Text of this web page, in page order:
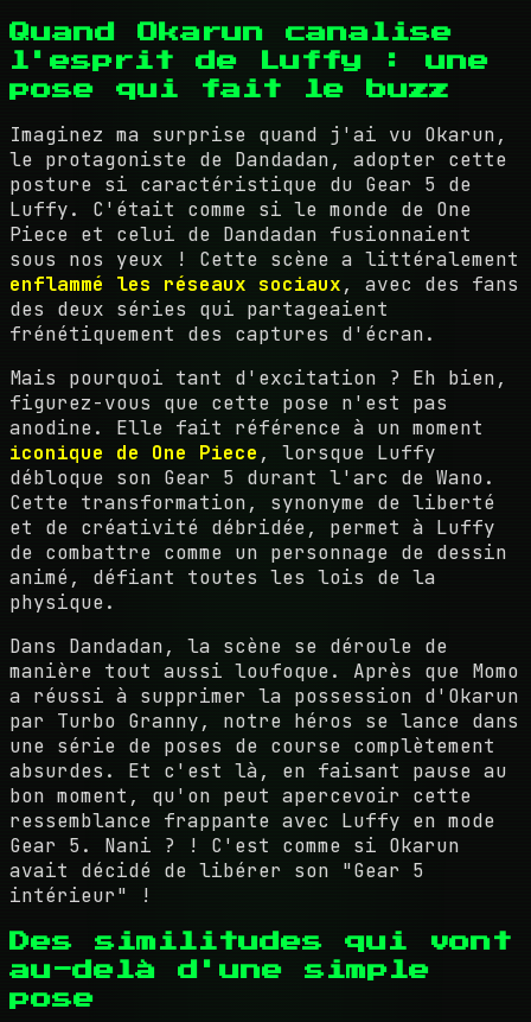
Quand Okarun canalise
l'esprit de Luffy : une
pose qui fait le buzz
Imaginez ma surprise quand j'ai vu Okarun,
le protagoniste de Dandadan, adopter cette
posture si caractéristique du Gear 5 de
Luffy. C'était comme si le monde de One
Piece et celui de Dandadan fusionnaient
sous nos yeux ! Cette scène a littéralement
enflammé les réseaux sociaux, avec des fans
des deux séries qui partageaient
frénétiquement des captures d'écran.
Mais pourquoi tant d'excitation ? Eh bien,
figurez-vous que cette pose n'est pas
anodine. Elle fait référence à un moment
iconique de One Piece , lorsque Luffy
débloque son Gear 5 durant l'arc de Wano.
Cette transformation, synonyme de liberté
et de créativité débridée, permet à Luffy
de combattre comme un personnage de dessin
animé, défiant toutes les lois de la
physique.
Dans Dandadan, la scène se déroule de
manière tout aussi loufoque. Après que Momo
a réussi à supprimer la possession d'Okarun
par Turbo Granny, notre héros se lance dans
une série de poses de course complètement
absurdes. Et c'est là, en faisant pause au
bon moment, qu'on peut apercevoir cette
ressemblance frappante avec Luffy en mode
Gear 5. Nani ? ! C'est comme si Okarun
avait décidé de libérer son "Gear 5
intérieur" !
Des similitudes qui vont
au-delà d'une simple
pose